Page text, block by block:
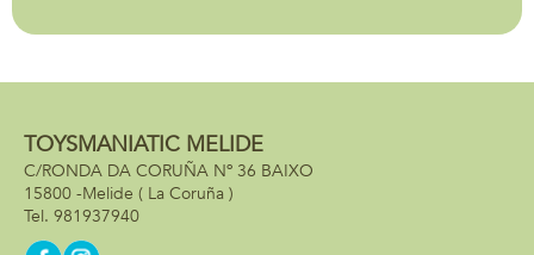
TOYSMANIATIC MELIDE
C/RONDA DA CORUÑA Nº 36 BAIXO
15800 -Melide ( La Coruña )
981937940